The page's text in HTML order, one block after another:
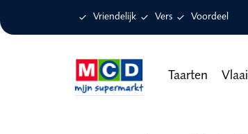
 Vriendelijk  Vers  Voordeel
Taarten